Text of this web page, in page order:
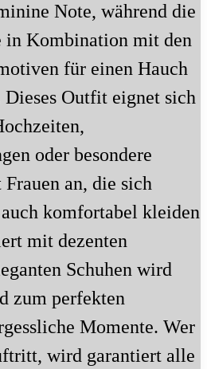
Note, während die
in Kombination mit den
für einen Hauch
Outfit eignet sich
oder besondere
an, die sich
komfortabel kleiden
mit dezenten
Schuhen wird
zum perfekten
Momente. Wer
wird garantiert alle